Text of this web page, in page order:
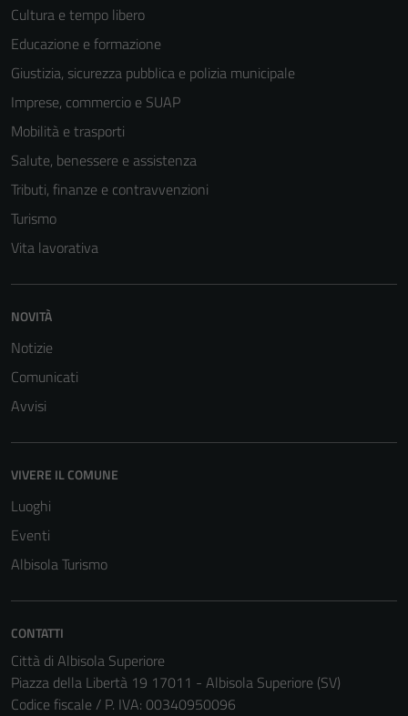
Cultura e tempo libero
Educazione e formazione
Giustizia, sicurezza pubblica e polizia municipale
Imprese, commercio e SUAP
Mobilità e trasporti
Salute, benessere e assistenza
Tributi, finanze e contravvenzioni
Turismo
Vita lavorativa
NOVITÀ
Notizie
Comunicati
Avvisi
VIVERE IL COMUNE
Luoghi
Eventi
Albisola Turismo
CONTATTI
Città di Albisola Superiore
Piazza della Libertà 19 17011 - Albisola Superiore (SV)
Codice fiscale / P. IVA: 00340950096
personali.